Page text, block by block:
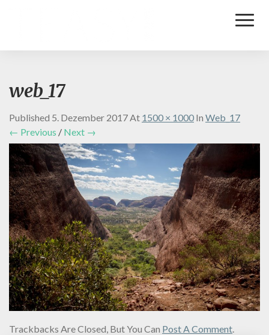
web_17
Published 5. Dezember 2017At 1500 × 1000 In Web_17
← Previous / Next →
Trackbacks Are Closed, But You Can Post A Comment